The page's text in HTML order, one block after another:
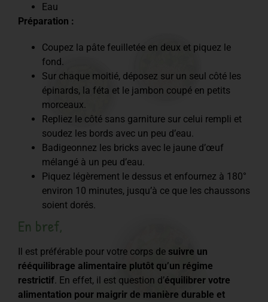
Eau
Préparation :
Coupez la pâte feuilletée en deux et piquez le
fond.
Sur chaque moitié, déposez sur un seul côté les
épinards, la féta et le jambon coupé en petits
morceaux.
Repliez le côté sans garniture sur celui rempli et
soudez les bords avec un peu d’eau.
Badigeonnez les bricks avec le jaune d’œuf
mélangé à un peu d’eau.
Piquez légèrement le dessus et enfournez à 180°
environ 10 minutes, jusqu’à ce que les chaussons
soient dorés.
En bref,
Il est préférable pour votre corps de suivre un
rééquilibrage alimentaire plutôt qu’un régime
restrictif. En effet, il est question d’équilibrer votre
alimentation pour maigrir de manière durable et